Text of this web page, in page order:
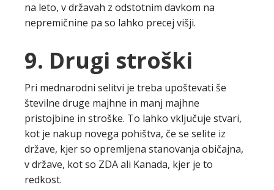
na leto, v državah z odstotnim davkom na
nepremičnine pa so lahko precej višji.
9. Drugi stroški
Pri mednarodni selitvi je treba upoštevati še
številne druge majhne in manj majhne
pristojbine in stroške. To lahko vključuje stvari,
kot je nakup novega pohištva, če se selite iz
države, kjer so opremljena stanovanja običajna,
v države, kot so ZDA ali Kanada, kjer je to
redkost.